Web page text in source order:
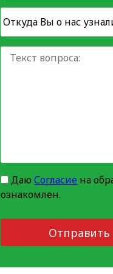
ДаюСогласие на
ознакомлен.
Отправить